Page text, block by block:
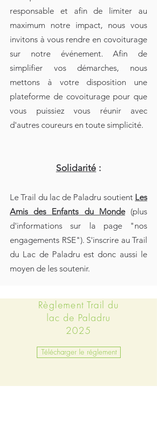
responsable et afin de limiter au
maximum notre impact, nous vous
invitons à vous rendre en covoiturage
sur notre événement. Afin de
simplifier vos démarches, nous
mettons à votre disposition une
plateforme de covoiturage pour que
vous puissiez vous réunir avec
d'autres coureurs en toute simplicité.
Solidarité :
Le Trail du lac de Paladru soutient Les
Amis des Enfants du Monde
(plus
d'informations sur la page "nos
engagements RSE"). S'inscrire au Trail
du Lac de Paladru est donc aussi le
moyen de les soutenir.
Règlement Trail du
lac de Paladru
2025
Télécharger le réglement